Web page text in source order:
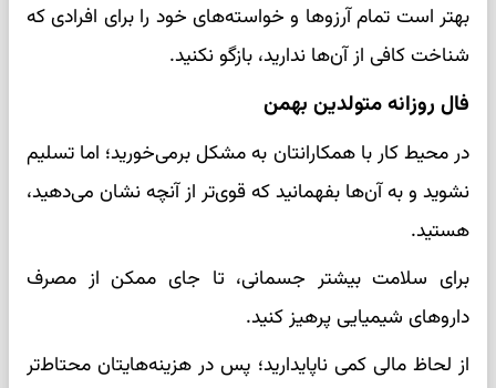
بهتر است تمام آرزوها و خواسته‌های خود را برای افرادی که
شناخت کافی از آن‌ها ندارید، بازگو نکنید.
فال روزانه متولدین بهمن
در محیط کار با همکارانتان به مشکل برمی‌خورید؛ اما تسلیم
نشوید و به آن‌ها بفهمانید که قوی‌تر از آنچه نشان می‌دهید،
هستید.
برای سلامت بیشتر جسمانی، تا جای ممکن از مصرف
داروهای شیمیایی پرهیز کنید.
از لحاظ مالی کمی ناپایدارید؛ پس در هزینه‌هایتان محتاط‌تر